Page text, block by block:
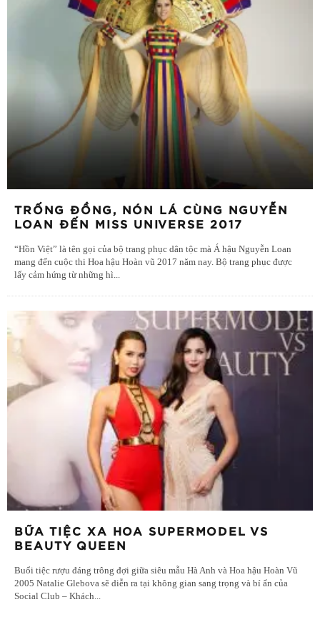
TRỐNG ĐỒNG, NÓN LÁ CÙNG NGUYỄN
LOAN ĐẾN MISS UNIVERSE 2017
“Hồn Việt” là tên gọi của bộ trang phục dân tộc mà Á hậu Nguyễn Loan
mang đến cuộc thi Hoa hậu Hoàn vũ 2017 năm nay. Bộ trang phục được
lấy cảm hứng từ những hì...
BỮA TIỆC XA HOA SUPERMODEL VS
BEAUTY QUEEN
Buổi tiệc rượu đáng trông đợi giữa siêu mẫu Hà Anh và Hoa hậu Hoàn Vũ
2005 Natalie Glebova sẽ diễn ra tại không gian sang trọng và bí ẩn của
Social Club – Khách...